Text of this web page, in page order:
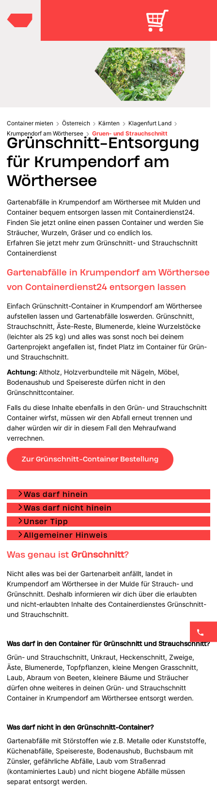
Container mieten Österreich Kärnten
Klagenfurt Land
Krumpendorf am Wörthersee
Gruen- und Strauchschnitt
Grünschnitt-Entsorgung
für Krumpendorf am
Wörthersee
Gartenabfälle in Krumpendorf am Wörthersee mit Mulden und
Container bequem entsorgen lassen mit Containerdienst24.
Finden Sie jetzt online einen passen Container und werden Sie
Sträucher, Wurzeln, Gräser und co endlich los.
Erfahren Sie jetzt mehr zum Grünschnitt- und Strauchschnitt
Containerdienst
Gartenabfälle in Krumpendorf am Wörthersee
von Containerdienst24 entsorgen lassen
Einfach Grünschnitt-Container in Krumpendorf am Wörthersee
aufstellen lassen und Gartenabfälle loswerden. Grünschnitt,
Strauchschnitt, Äste-Reste, Blumenerde, kleine Wurzelstöcke
(leichter als 25 kg) und alles was sonst noch bei deinem
Gartenprojekt angefallen ist, findet Platz im Container für Grün-
und Strauchschnitt.
Achtung:Altholz, Holzverbundteile mit Nägeln, Möbel,
Bodenaushub und Speisereste dürfen nicht in den
Grünschnittcontainer.
Falls du diese Inhalte ebenfalls in den Grün- und Strauchschnitt
Container wirfst, müssen wir den Abfall erneut trennen und
daher würden wir dir in diesem Fall den Mehraufwand
verrechnen.
Zur Grünschnitt-Container Bestellung
Was darf hinein
Was darf nicht hinein
Unser Tipp
Allgemeiner Hinweis
Was genau istGrünschnitt?
Nicht alles was bei der Gartenarbeit anfällt, landet in
Krumpendorf am Wörthersee in der Mulde für Strauch- und
Grünschnitt. Deshalb informieren wir dich über die erlaubten
und nicht-erlaubten Inhalte des Containerdienstes Grünschnitt-
und Strauchschnitt.
Was darf in den Container für Grünschnitt und Strauchschnitt?
Grün- und Strauchschnitt, Unkraut, Heckenschnitt, Zweige,
Äste, Blumenerde, Topfpflanzen, kleine Mengen Grasschnitt,
Laub, Abraum von Beeten, kleinere Bäume und Sträucher
dürfen ohne weiteres in deinen Grün- und Strauchschnitt
Container in Krumpendorf am Wörthersee entsorgt werden.
Was darf nicht in den Grünschnitt-Container?
Gartenabfälle mit Störstoffen wie z.B. Metalle oder Kunststoffe,
Küchenabfälle, Speisereste, Bodenaushub, Buchsbaum mit
Zünsler, gefährliche Abfälle, Laub vom Straßenrad
(kontaminiertes Laub) und nicht biogene Abfälle müssen
separat entsorgt werden.